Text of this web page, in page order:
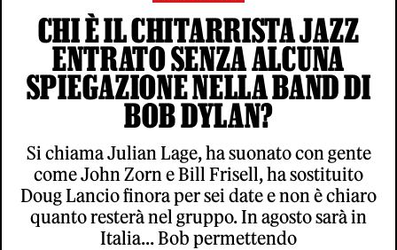
CHI È IL CHITARRISTA JAZZ
ENTRATO SENZA ALCUNA
SPIEGAZIONE NELLA BAND DI
BOB DYLAN?
Si chiama Julian Lage, ha suonato con gente
come John Zorn e Bill Frisell, ha sostituito
Doug Lancio finora per sei date e non è chiaro
quanto resterà nel gruppo. In agosto sarà in
Italia... Bob permettendo